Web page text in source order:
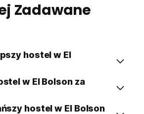
Zadawane
hostel w El
w El Bolson za
hostel w El Bolson